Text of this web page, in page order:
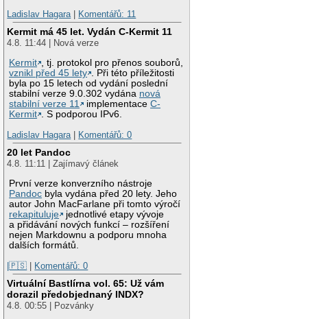
Ladislav Hagara | Komentářů: 11
Kermit má 45 let. Vydán C-Kermit 11
4.8. 11:44 | Nová verze
Kermit , tj. protokol pro přenos souborů,
vznikl před 45 lety . Při této příležitosti
byla po 15 letech od vydání poslední
stabilní verze 9.0.302 vydána nová
stabilní verze 11
implementaceC-
Kermit . S podporou IPv6.
Ladislav Hagara | Komentářů: 0
20 let Pandoc
4.8. 11:11 | Zajímavý článek
První verze konverzního nástroje
Pandoc byla vydána před 20 lety. Jeho
autor John MacFarlane při tomto výročí
rekapituluje
jednotlivé etapy vývoje
a přidávání nových funkcí – rozšíření
nejen Markdownu a podporu mnoha
dalších formátů.
|🇵🇸 | Komentářů: 0
Virtuální Bastlírna vol. 65: Už vám
dorazil předobjednaný INDX?
4.8. 00:55 | Pozvánky